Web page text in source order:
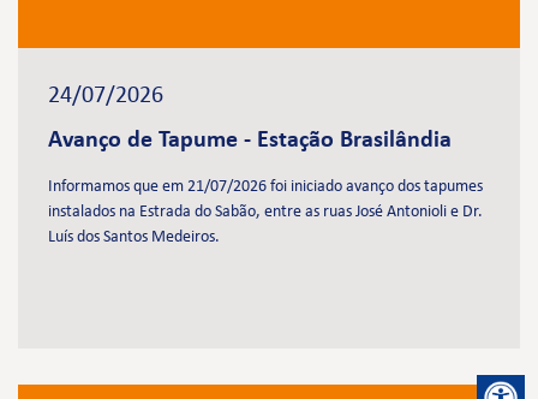
24/07/2026
Avanço de Tapume - Estação Brasilândia
Informamos que em 21/07/2026 foi iniciado avanço dos tapumes
instalados na Estrada do Sabão, entre as ruas José Antonioli e Dr.
Luís dos Santos Medeiros.